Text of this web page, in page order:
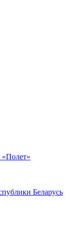
«Полет»
Беларусь